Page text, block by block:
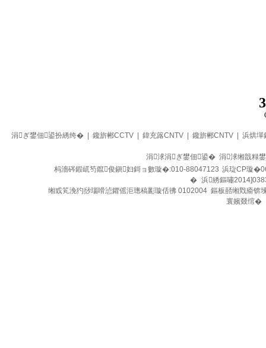
涓ぎ鐢佃鍙扮綉绔� 鑱旂郴CCTV 鍏充簬CNTV 鑱旂郴CNTV 浜烘墠
涓浗涓ぎ鐢佃鍙� 涓浗缃戠粶
杩濇硶鍜屼笉鑹俊鎭妇鎶ョ數璇�:010-88047123 浜琁CP璇
� 浜綉鏂嘯
缃戜笂浼犳挱瑙嗗惉鑺傜洰璁稿彲璇佸彿 0102004 鏂板嚭缃戣瘉
寰嬪叕绾�